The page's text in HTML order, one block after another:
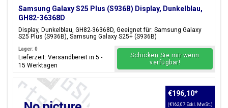
Samsung Galaxy S25 Plus (S936B) Display, Dunkelblau,
GH82-36368D
Display, Dunkelblau, GH82-36368D, Geeignet für: Samsung Galaxy
S25 Plus (S936B), Samsung Galaxy S25+ (S936B)
Lager: 0
Lieferzeit: Versandbereit in 5 -
15 Werktagen
Schicken Sie mir wenn
verfügbar!
€196,10*
(€162,07 Exkl. MwSt.)